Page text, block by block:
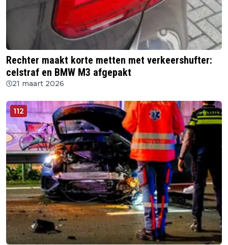
Rechter maakt korte metten met verkeershufter:
celstraf en BMW M3 afgepakt
21 maart 2026
112